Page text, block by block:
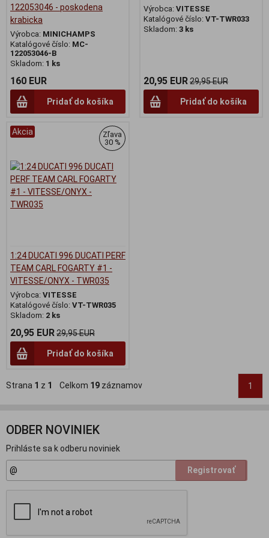
122053046 - poskodena
krabicka
Výrobca: MINICHAMPS
Katalógové číslo: MC-
122053046-B
Skladom: 1 ks
160 EUR
Pridať do košíka
Výrobca: VITESSE
Katalógové číslo: VT-TWR033
Skladom: 3 ks
20,95 EUR29,95 EUR
Pridať do košíka
Akcia
Zľava
30 %
1:24 DUCATI 996 DUCATI PERF
TEAM CARL FOGARTY #1 -
VITESSE/ONYX - TWR035
Výrobca: VITESSE
Katalógové číslo: VT-TWR035
Skladom: 2 ks
20,95 EUR29,95 EUR
Pridať do košíka
Strana 1 z 1 Celkom 19 záznamov 1
ODBER NOVINIEK
Prihláste sa k odberu noviniek
Registrovať